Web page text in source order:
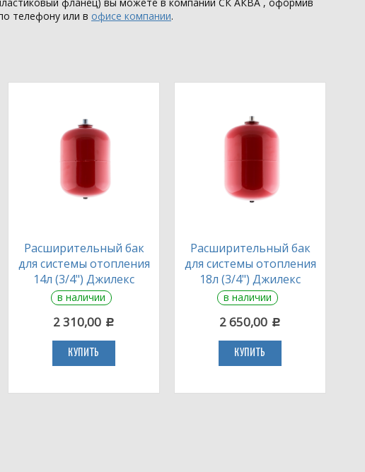
телефону или в офисе компании.
Расширительный бак
для системы отопления
14л (3/4") Джилекс
в наличии
2 310,00 c
КУПИТЬ
Расширительный бак
для системы отопления
18л (3/4") Джилекс
в наличии
2 650,00 c
КУПИТЬ